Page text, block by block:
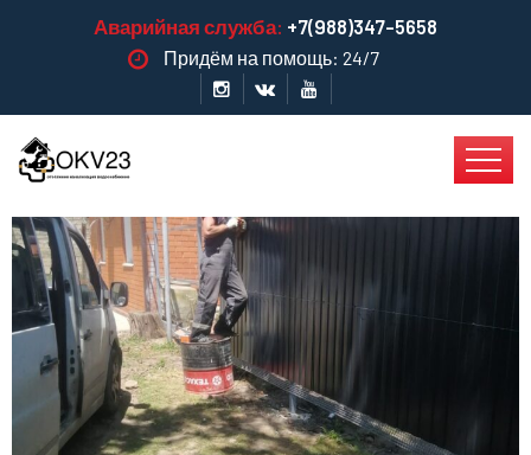
Аварийная служба: +7(988)347-5658
Придём на помощь: 24/7